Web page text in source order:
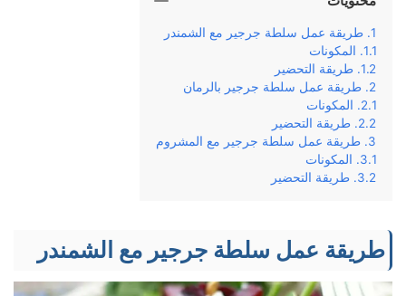
طريقة عمل سلطة جرجير مع الشمندر
المكونات
طريقة التحضير
طريقة عمل سلطة جرجير بالرمان
المكونات
طريقة التحضير
طريقة عمل سلطة جرجير مع المشروم
المكونات
طريقة التحضير
طريقة عمل سلطة جرجير مع الشمندر